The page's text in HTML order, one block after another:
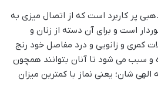
پر کاربرد است که از اتصال میزی به
است و برای آن دسته از زنان و
کمری و زانویی و درد مفاصل خود رنج
و سبب می شود تا آنان بتوانند همچون
شان؛ یعنی نماز با کمترین میزان